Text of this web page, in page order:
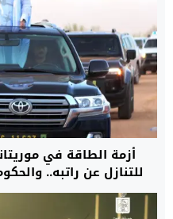
أزمة الطاقة في
للتنازل عن راتبه..